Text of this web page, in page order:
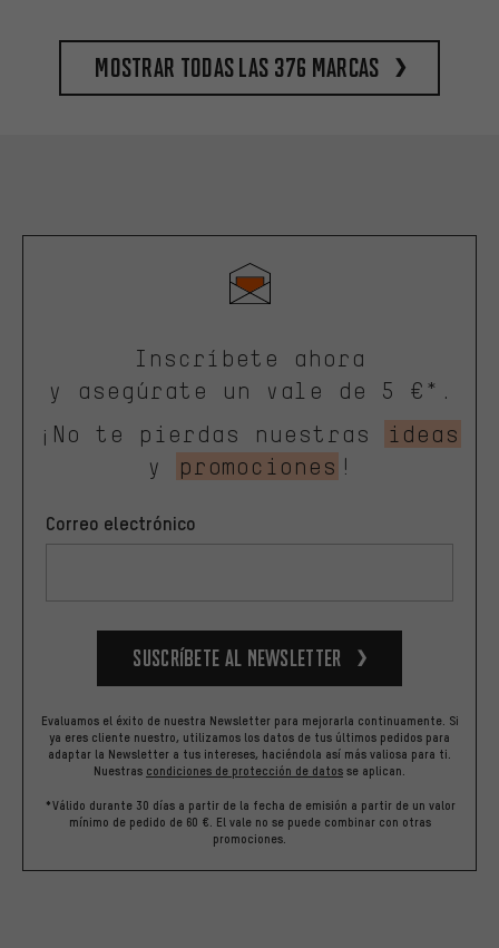
Mostrar todas las 376 marcas
Inscríbete ahora
y asegúrate un vale de 5 €*.
¡No te pierdas nuestras
ideas
y
promociones !
Correo electrónico
Suscríbete al newsletter
Evaluamos el éxito de nuestra Newsletter para mejorarla continuamente. Si
ya eres cliente nuestro, utilizamos los datos de tus últimos pedidos para
adaptar la Newsletter a tus intereses, haciéndola así más valiosa para ti.
Nuestras condiciones de protección de datos se aplican.
*Válido durante 30 días a partir de la fecha de emisión a partir de un valor
mínimo de pedido de 60 €. El vale no se puede combinar con otras
promociones.